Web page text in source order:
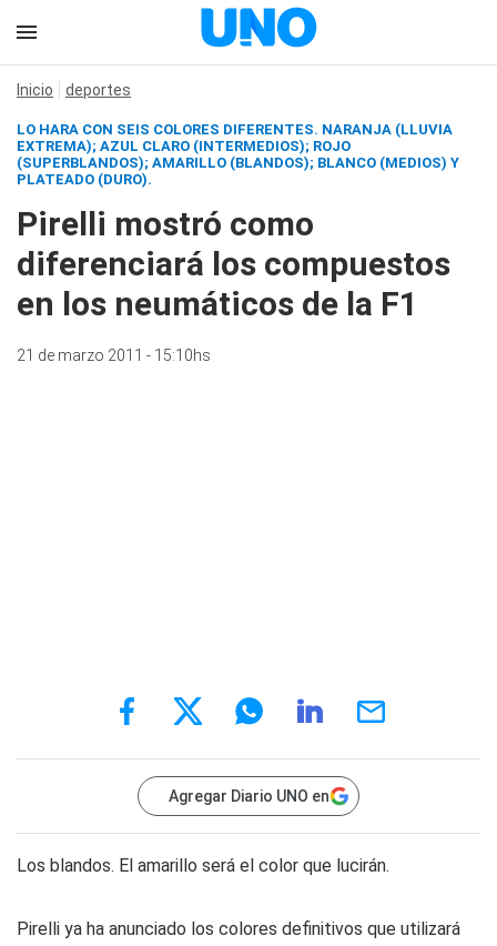
Inicio deportes
LO HARA CON SEIS COLORES DIFERENTES. NARANJA (LLUVIA
EXTREMA); AZUL CLARO (INTERMEDIOS); ROJO
(SUPERBLANDOS); AMARILLO (BLANDOS); BLANCO (MEDIOS) Y
PLATEADO (DURO).
Pirelli mostró como
diferenciará los compuestos
en los neumáticos de la F1
21 de marzo 2011 - 15:10hs
Agregar Diario UNO en
Los blandos. El amarillo será el color que lucirán.
Pirelli ya ha anunciado los colores definitivos que utilizará